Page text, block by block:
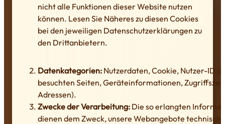
nicht alle Funktionen dieser Website nutzen
können. Lesen Sie Näheres zu diesen Cookies
bei den jeweiligen Datenschutzerklärungen zu
den Drittanbietern.
Datenkategorien:Nutzerdaten, Cookie, Nutzer-ID
besuchten Seiten, Geräteinformationen,
Adressen).
Zwecke der Verarbeitung: Die so erlangten
dienen dem Zweck, unsere Webangebote technisch